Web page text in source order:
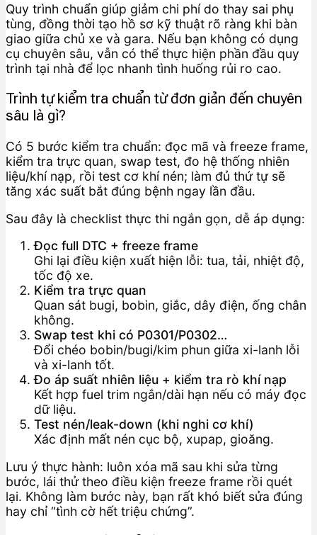
Quy trình chuẩn giúp giảm chi phí do thay sai phụ
tùng, đồng thời tạo hồ sơ kỹ thuật rõ ràng khi bàn
giao giữa chủ xe và gara. Nếu bạn không có dụng
cụ chuyên sâu, vẫn có thể thực hiện phần đầu quy
trình tại nhà để lọc nhanh tình huống rủi ro cao.
Trình tự kiểm tra chuẩn từ đơn giản đến chuyên
sâu là gì?
Có 5 bước kiểm tra chuẩn: đọc mã và freeze frame,
kiểm tra trực quan, swap test, đo hệ thống nhiên
liệu/khí nạp, rồi test cơ khí nén; làm đủ thứ tự sẽ
tăng xác suất bắt đúng bệnh ngay lần đầu.
Sau đây là checklist thực thi ngắn gọn, dễ áp dụng:
Đọc full DTC + freeze frame
Ghi lại điều kiện xuất hiện lỗi: tua, tải, nhiệt độ,
tốc độ xe.
Kiểm tra trực quan
Quan sát bugi, bobin, giắc, dây điện, ống chân
không.
Swap test khi có P0301/P0302…
Đổi chéo bobin/bugi/kim phun giữa xi-lanh lỗi
và xi-lanh tốt.
Đo áp suất nhiên liệu + kiểm tra rò khí nạp
Kết hợp fuel trim ngắn/dài hạn nếu có máy đọc
dữ liệu.
Test nén/leak-down (khi nghi cơ khí)
Xác định mất nén cục bộ, xupap, gioăng.
Lưu ý thực hành: luôn xóa mã sau khi sửa từng
bước, lái thử theo điều kiện freeze frame rồi quét
lại. Không làm bước này, bạn rất khó biết sửa đúng
hay chỉ “tình cờ hết triệu chứng”.